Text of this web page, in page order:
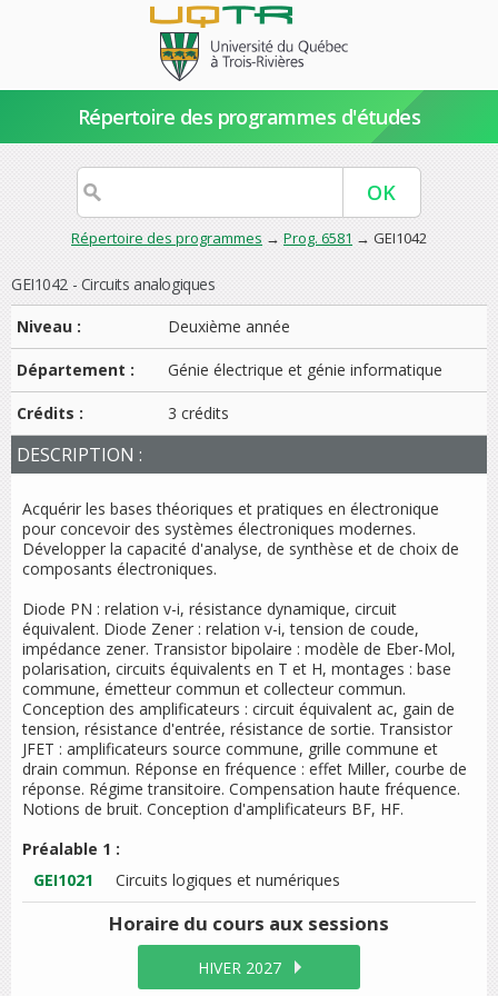
Répertoire des programmes d'études
Répertoire des programmes → Prog. 6581 → GEI1042
GEI1042 - Circuits analogiques
Niveau :
Deuxième année
Département : Génie électrique et génie informatique
Crédits : 3 crédits
DESCRIPTION :
Acquérir les bases théoriques et pratiques en électronique
pour concevoir des systèmes électroniques modernes.
Développer la capacité d'analyse, de synthèse et de choix de
composants électroniques.
Diode PN : relation v-i, résistance dynamique, circuit
équivalent. Diode Zener : relation v-i, tension de coude,
impédance zener. Transistor bipolaire : modèle de Eber-Mol,
polarisation, circuits équivalents en T et H, montages : base
commune, émetteur commun et collecteur commun.
Conception des amplificateurs : circuit équivalent ac, gain de
tension, résistance d'entrée, résistance de sortie. Transistor
JFET : amplificateurs source commune, grille commune et
drain commun. Réponse en fréquence : effet Miller, courbe de
réponse. Régime transitoire. Compensation haute fréquence.
Notions de bruit. Conception d'amplificateurs BF, HF.
Préalable 1 :
GEI1021
Circuits logiques et numériques
Horaire du cours aux sessions
HIVER 2027